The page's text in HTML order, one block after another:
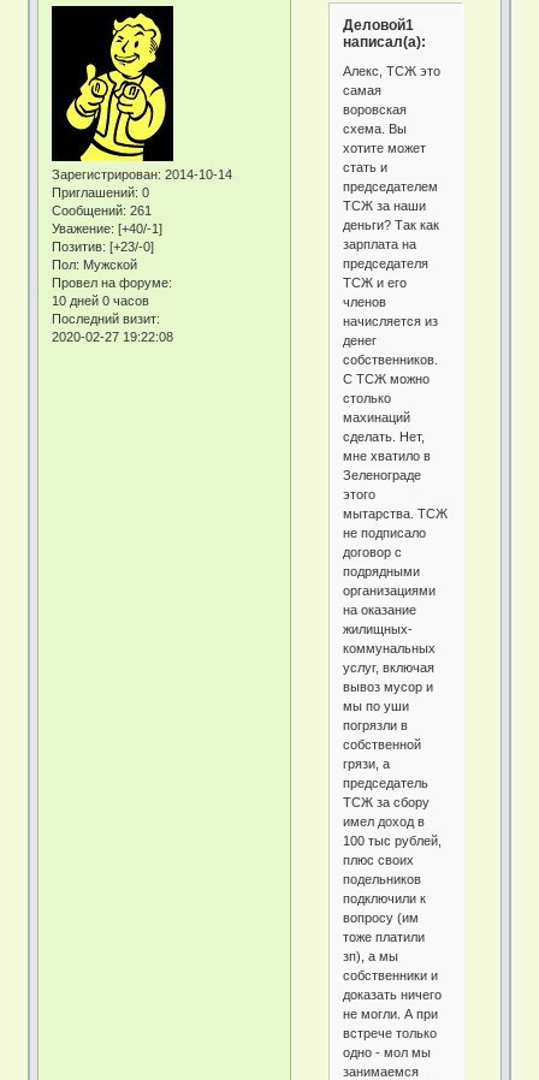
Зарегистрирован: 2014-10-14
Приглашений: 0
Сообщений: 261
Уважение: [+40/-1]
Позитив: [+23/-0]
Пол: Мужской
Провел на форуме:
10 дней 0 часов
Последний визит:
2020-02-27 19:22:08
Деловой1
написал(а):
Алекс, ТСЖ это
самая
воровская
схема. Вы
хотите может
стать и
председателем
ТСЖ за наши
деньги? Так как
зарплата на
председателя
ТСЖ и его
членов
начисляется из
денег
собственников.
С ТСЖ можно
столько
махинаций
сделать. Нет,
мне хватило в
Зеленограде
этого
мытарства. ТСЖ
не подписало
договор с
подрядными
организациями
на оказание
жилищных-
коммунальных
услуг, включая
вывоз мусор и
мы по уши
погрязли в
собственной
грязи, а
председатель
ТСЖ за сбору
имел доход в
100 тыс рублей,
плюс своих
подельников
подключили к
вопросу (им
тоже платили
зп), а мы
собственники и
доказать ничего
не могли. А при
встрече только
одно - мол мы
занимаемся